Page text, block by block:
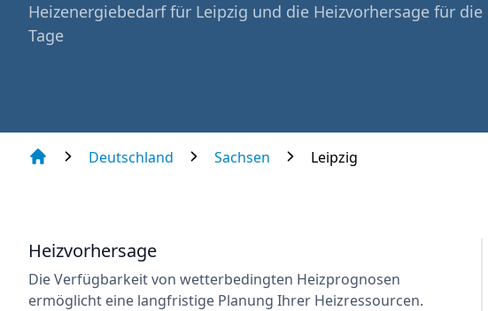
Heizenergiebedarf für Leipzig und die Heizvorhersage für die
Tage
Deutschland Sachsen Leipzig
Heizvorhersage
Die Verfügbarkeit von wetterbedingten Heizprognosen
ermöglicht eine langfristige Planung Ihrer Heizressourcen.